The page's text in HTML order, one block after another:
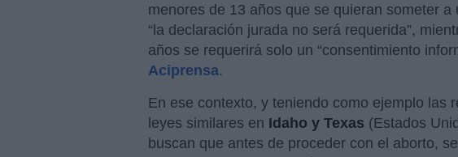
menores de 13 años que se quieran someter
“la declaración jurada no será requerida”,
años se requerirá solo un “consentimiento
Aciprensa.
En ese contexto, y teniendo como ejemplo las
leyes similares en Idaho y Texas (Estados
buscan que antes de proceder con el aborto,